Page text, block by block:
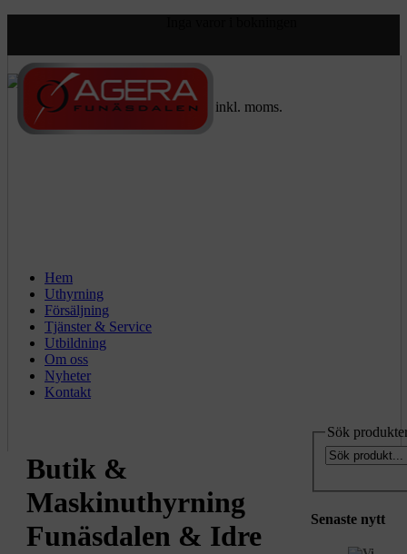
Visa priser: exkl. moms. inkl. moms.
Hem
Uthyrning
Försäljning
Tjänster & Service
Utbildning
Om oss
Nyheter
Kontakt
Butik &
Maskinuthyrning
Funäsdalen & Idre
Sök
Senaste nytt